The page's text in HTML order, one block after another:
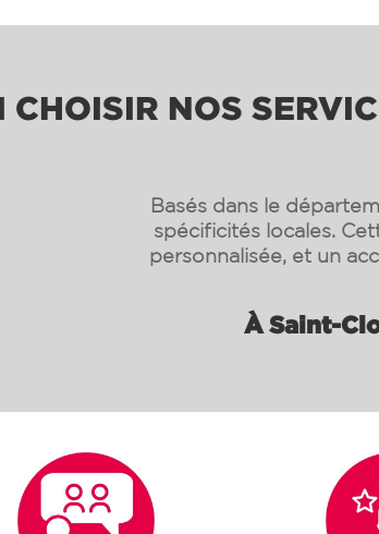
CHOISIR NOS
Basés dans le
spécificités locales.
personnalisée, et un
À Saint-